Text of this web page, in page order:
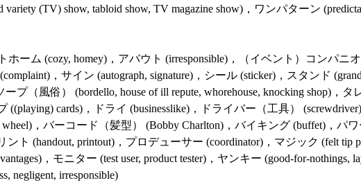
(TV) show, tabloid show, TV magazine show)，ワンパターン
ーム (cozy, homey)，アバウト (irresponsible)，（イベント）コンパニ
，サイン (autograph, signature)，シール (sticker)，スタンド
ープ（風俗） (bordello, house of ill repute, whorehouse, knocking shop)
((playing) cards)，ドライ (businesslike)，ドライバー（工具）
wheel)，バーコード（髪型） (Bobby Charlton)，バイキング (buffet)，パ
ント (handout, printout)，プロデューサー (coordinator)，マジック (felt
，モニター (test user, product tester)，ヤンキー (good-for-
negligent, irresponsible)